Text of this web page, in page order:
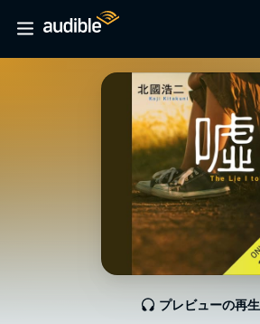
プレビューの再生